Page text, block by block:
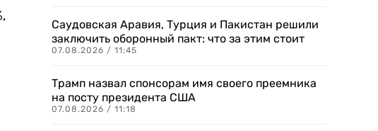
Саудовская Аравия, Турция и Пакистан решили
заключить оборонный пакт: что за этим стоит
07.08.2026 / 11:45
Трамп назвал спонсорам имя своего преемника
на посту президента США
07.08.2026 / 11:18